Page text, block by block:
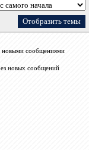
новыми сообщениями
новых сообщений